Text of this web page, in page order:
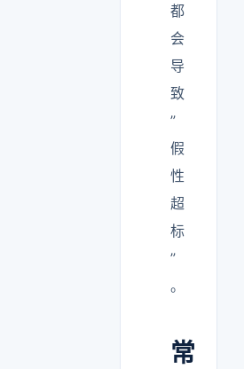
都
会
导
致
”
假
性
超
标
”
。
常